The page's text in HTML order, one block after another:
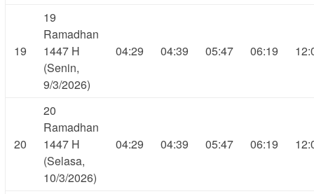
19
19
Ramadhan
1447 H
(Senin,
9/3/2026)
04:29 04:39 05:47 06:19
20
20
Ramadhan
1447 H
(Selasa,
10/3/2026)
04:29 04:39 05:47 06:19